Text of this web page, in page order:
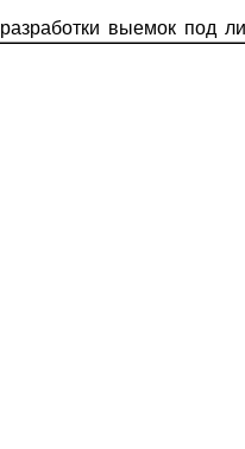
выемок под